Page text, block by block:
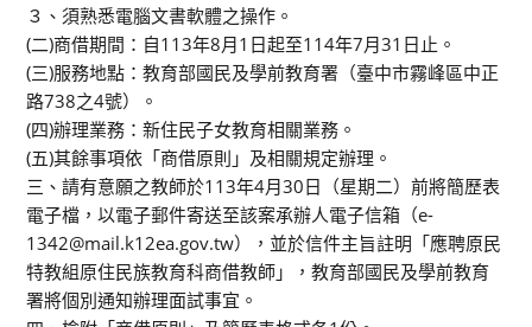
３、須熟悉電腦文書軟體之操作。
(二)商借期間：自113年8月1日起至114年7月31日止。
(三)服務地點：教育部國民及學前教育署（臺中市霧峰區中正
路738之4號）。
(四)辦理業務：新住民子女教育相關業務。
(五)其餘事項依「商借原則」及相關規定辦理。
三、請有意願之教師於113年4月30日（星期二）前將簡歷表
電子檔，以電子郵件寄送至該案承辦人電子信箱（e-
1342@mail.k12ea.gov.tw），並於信件主旨註明「應聘原民
特教組原住民族教育科商借教師」，教育部國民及學前教育
署將個別通知辦理面試事宜。